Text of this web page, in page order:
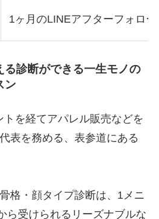
1ヶ月のLINEアフターフォロー
る診断ができる一生モノの
ン
を経てアパレル販売などを
表を務める、表参道にある
格・顔タイプ診断は、1メニ
ら受けられるリーズナブルな